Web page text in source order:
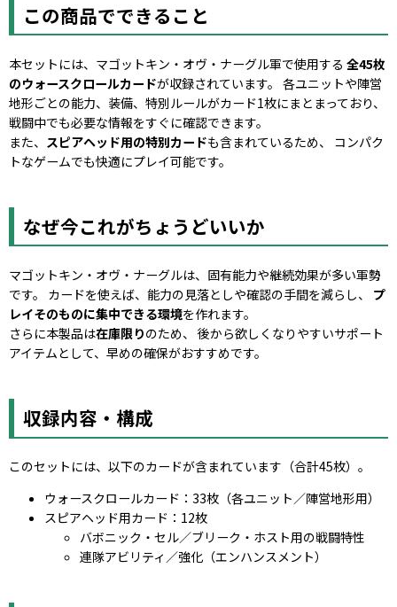
この商品でできること
本セットには、マゴットキン・オヴ・ナーグル軍で使用する 全45枚
のウォースクロールカードが収録されています。 各ユニットや陣営
地形ごとの能力、装備、特別ルールがカード1枚にまとまっており、
戦闘中でも必要な情報をすぐに確認できます。
また、 スピアヘッド用の特別カードも含まれているため、 コンパク
トなゲームでも快適にプレイ可能です。
なぜ今これがちょうどいいか
マゴットキン・オヴ・ナーグルは、固有能力や継続効果が多い軍勢
です。 カードを使えば、能力の見落としや確認の手間を減らし、 プ
レイそのものに集中できる環境を作れます。
さらに本製品は在庫限りのため、 後から欲しくなりやすいサポート
アイテムとして、早めの確保がおすすめです。
収録内容・構成
このセットには、以下のカードが含まれています（合計45枚）。
ウォースクロールカード：33枚（各ユニット／陣営地形用）
スピアヘッド用カード：12枚
バボニック・セル／ブリーク・ホスト用の戦闘特性
連隊アビリティ／強化（エンハンスメント）